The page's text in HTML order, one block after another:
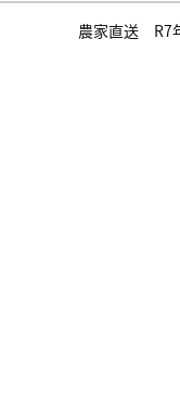
農家直送 R7